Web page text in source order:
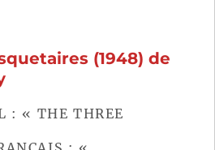
pas
(1948) de
: « THE THREE